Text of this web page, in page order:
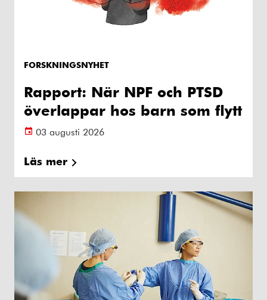
FORSKNINGSNYHET
Rapport: När NPF och PTSD
överlappar hos barn som flytt
03 augusti 2026
Läs mer